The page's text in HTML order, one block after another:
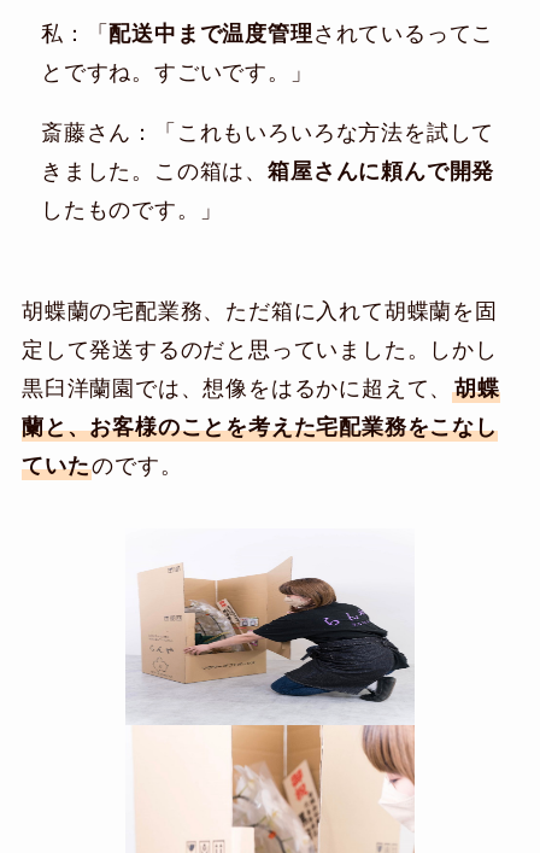
私：「 配送中まで温度管理 されているってこ
とですね。すごいです。」
斎藤さん：「これもいろいろな方法を試して
きました。この箱は、箱屋さんに頼んで開発
したものです。」
胡蝶蘭の宅配業務、ただ箱に入れて胡蝶蘭を固
定して発送するのだと思っていました。しかし
黒臼洋蘭園では、想像をはるかに超えて、胡蝶
蘭と、お客様のことを考えた宅配業務をこなし
ていたのです。